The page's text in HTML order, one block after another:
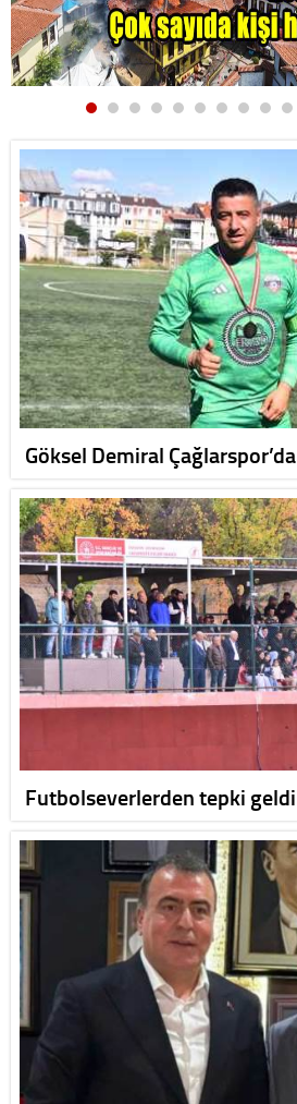
Göksel Demiral Çağlarspor’da
Futbolseverlerden tepki geldi